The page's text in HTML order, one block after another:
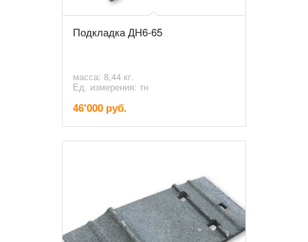
Подкладка ДН6-65
масса: 8,44 кг.
Ед. измерения: тн
46'000 руб.